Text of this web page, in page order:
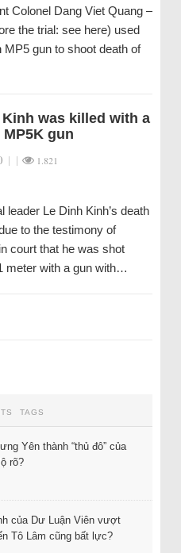
Colonel Dang Viet Quang –
the trial: see here) used
gun to shoot death of
Kinh was killed with a
gun
| | 1.821
Le Dinh Kinh’s death
to the testimony of
court that he was shot
meter with a gun with…
TAGS
Yên thành “thủ đô” của
rõ?
của Dư Luận Viên vượt
Tô Lâm cũng bất lực?